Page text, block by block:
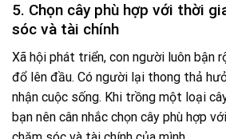
5. Chọn cây phù hợp với thời
sóc và tài chính
Xã hội phát triển, con người luôn bận
đổ lên đầu. Có người lại thong thả
nhận cuộc sống. Khi trồng một loại
bạn nên cân nhắc chọn cây phù hợp